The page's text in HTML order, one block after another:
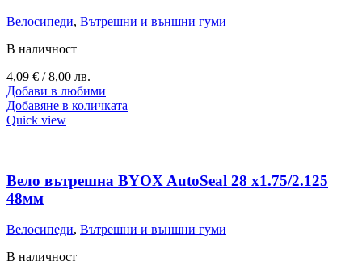
Велосипеди, Вътрешни и външни гуми
В наличност
4,09 € / 8,00 лв.
Добави в любими
Добавяне в количката
Quick view
Вело вътрешна BYOX AutoSeal 28 х1.75/2.125
48мм
Велосипеди, Вътрешни и външни гуми
В наличност